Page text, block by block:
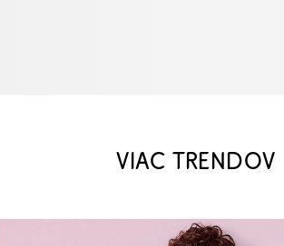
VIAC TRENDOV